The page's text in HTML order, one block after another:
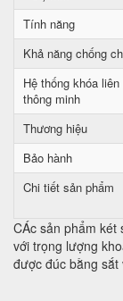
Tính năng
Khả năng chống
Hệ thống khóa liên
thông minh
Thương hiệu
Bảo hành
Chi tiết sản phẩm
CÁc sản phẩm két
với trọng lượng
được đúc bằng